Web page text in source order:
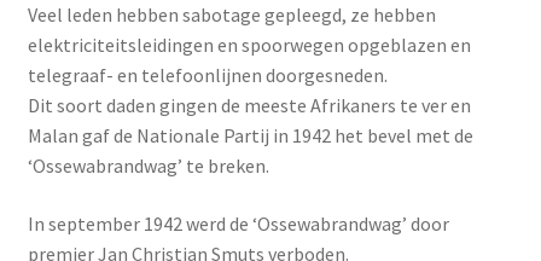
Veel leden hebben sabotage gepleegd, ze hebben
elektriciteitsleidingen en spoorwegen opgeblazen en
telegraaf- en telefoonlijnen doorgesneden.
Dit soort daden gingen de meeste Afrikaners te ver en
Malan gaf de Nationale Partij in 1942 het bevel met de
‘Ossewabrandwag’ te breken.
In september 1942 werd de ‘Ossewabrandwag’ door
premier Jan Christian Smuts verboden.